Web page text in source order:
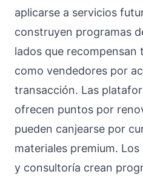
aplicarse a servicios
construyen programas
lados que
como vendedores por
transacción. Las
ofrecen puntos por
pueden canjearse por
materiales premium.
y consultoría crean